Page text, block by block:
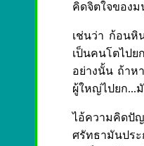
คิดจิตใจของม
เช่นว่า ก้อนหิ
เป็นคนโตไป
อย่างนั้น ถ้าห
ผู้ใหญ่ไปยก...
ไอ้ความคิดปัญ
ศรัทธามันปร